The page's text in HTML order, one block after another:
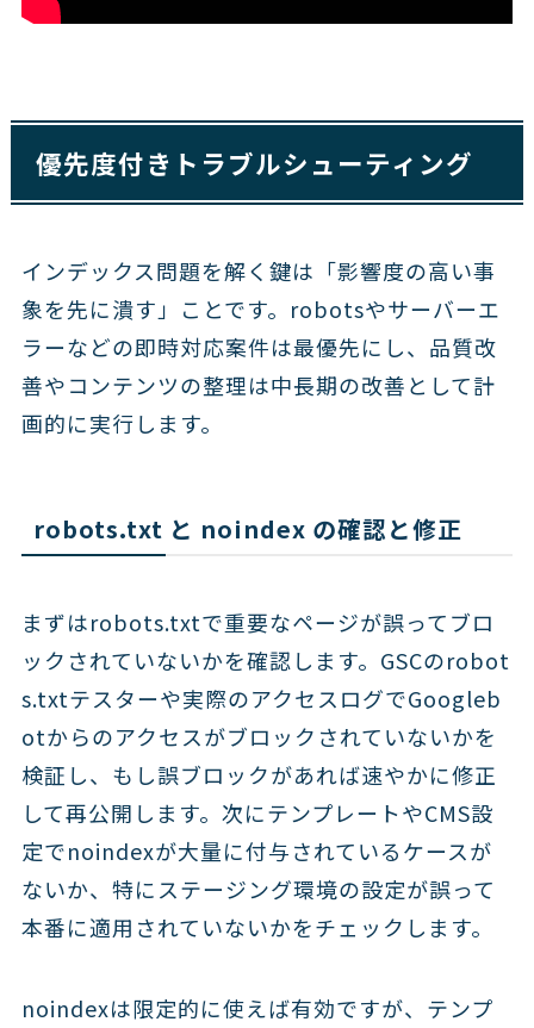
優先度付きトラブルシューティング
インデックス問題を解く鍵は「影響度の高い事
象を先に潰す」ことです。robotsやサーバーエ
ラーなどの即時対応案件は最優先にし、品質改
善やコンテンツの整理は中長期の改善として計
画的に実行します。
robots.txt と noindex の確認と修正
まずはrobots.txtで重要なページが誤ってブロ
ックされていないかを確認します。GSCのrobot
s.txtテスターや実際のアクセスログでGoogleb
otからのアクセスがブロックされていないかを
検証し、もし誤ブロックがあれば速やかに修正
して再公開します。次にテンプレートやCMS設
定でnoindexが大量に付与されているケースが
ないか、特にステージング環境の設定が誤って
本番に適用されていないかをチェックします。
noindexは限定的に使えば有効ですが、テンプ